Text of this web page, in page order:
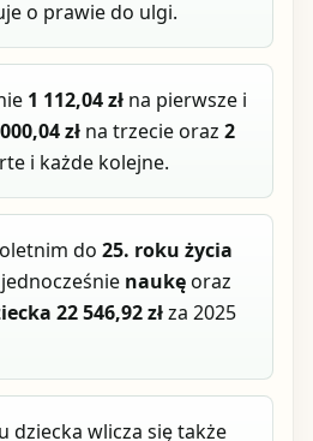
o prawie do ulgi.
1 112,04 zł na pierwsze i
zł na trzecie oraz2
i każde kolejne.
do25. roku życia
naukęoraz
22 546,92 złza 2025
dziecka wlicza się także